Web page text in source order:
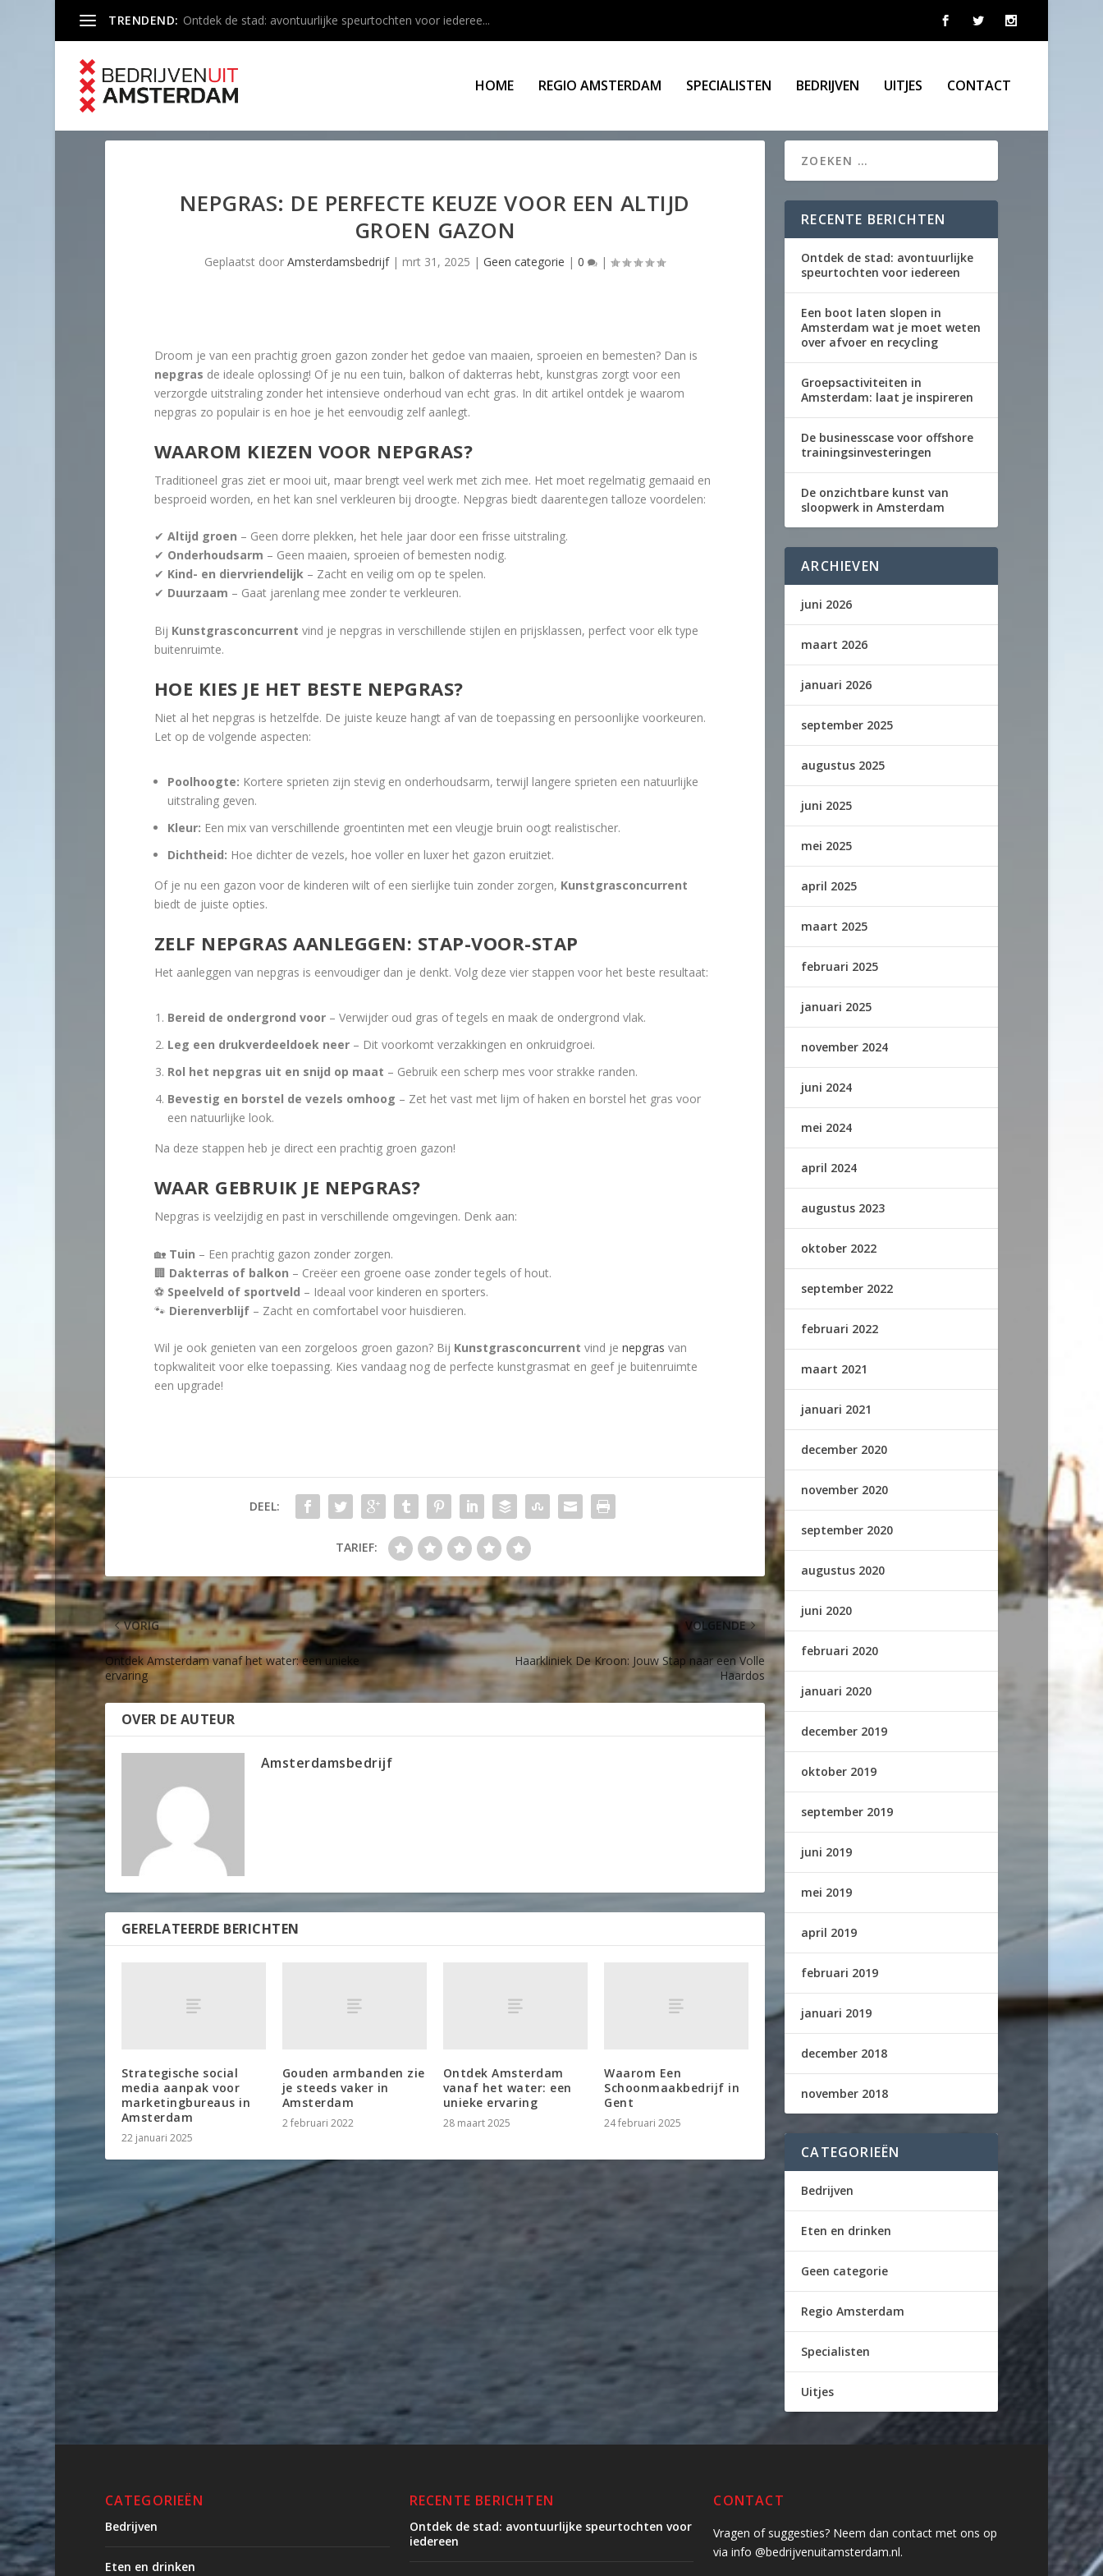
TRENDEND: Ontdek de stad: avontuurlijke speurtochten voor iederee...
HOME REGIO AMSTERDAM SPECIALISTEN BEDRIJVEN UITJES CONTACT
NEPGRAS: DE PERFECTE KEUZE VOOR EEN ALTIJD
GROEN GAZON
Geplaatst doorAmsterdamsbedrijf| mrt 31, 2025 |Geen categorie |0 |
Droom je van een prachtig groen gazon zonder het gedoe van maaien, sproeien en bemesten? Dan is
nepgras de ideale oplossing! Of je nu een tuin, balkon of dakterras hebt, kunstgras zorgt voor een
verzorgde uitstraling zonder het intensieve onderhoud van echt gras. In dit artikel ontdek je waarom
nepgras zo populair is en hoe je het eenvoudig zelf aanlegt.
WAAROM KIEZEN VOOR NEPGRAS?
Traditioneel gras ziet er mooi uit, maar brengt veel werk met zich mee. Het moet regelmatig gemaaid en
besproeid worden, en het kan snel verkleuren bij droogte. Nepgras biedt daarentegen talloze voordelen:
✔ Altijd groen – Geen dorre plekken, het hele jaar door een frisse uitstraling.
✔ Onderhoudsarm – Geen maaien, sproeien of bemesten nodig.
✔ Kind- en diervriendelijk– Zacht en veilig om op te spelen.
✔ Duurzaam – Gaat jarenlang mee zonder te verkleuren.
Bij Kunstgrasconcurrent vind je nepgras in verschillende stijlen en prijsklassen, perfect voor elk type
buitenruimte.
HOE KIES JE HET BESTE NEPGRAS?
Niet al het nepgras is hetzelfde. De juiste keuze hangt af van de toepassing en persoonlijke voorkeuren.
Let op de volgende aspecten:
Poolhoogte: Kortere sprieten zijn stevig en onderhoudsarm, terwijl langere sprieten een natuurlijke
uitstraling geven.
Kleur: Een mix van verschillende groentinten met een vleugje bruin oogt realistischer.
Dichtheid: Hoe dichter de vezels, hoe voller en luxer het gazon eruitziet.
Of je nu een gazon voor de kinderen wilt of een sierlijke tuin zonder zorgen, Kunstgrasconcurrent
biedt de juiste opties.
ZELF NEPGRAS AANLEGGEN: STAP-VOOR-STAP
Het aanleggen van nepgras is eenvoudiger dan je denkt. Volg deze vier stappen voor het beste resultaat:
Bereid de ondergrond voor– Verwijder oud gras of tegels en maak de ondergrond vlak.
Leg een drukverdeeldoek neer– Dit voorkomt verzakkingen en onkruidgroei.
Rol het nepgras uit en snijd op maat – Gebruik een scherp mes voor strakke randen.
Bevestig en borstel de vezels omhoog – Zet het vast met lijm of haken en borstel het gras voor
een natuurlijke look.
Na deze stappen heb je direct een prachtig groen gazon!
WAAR GEBRUIK JE NEPGRAS?
Nepgras is veelzijdig en past in verschillende omgevingen. Denk aan:
🏡 Tuin – Een prachtig gazon zonder zorgen.
🏢 Dakterras of balkon – Creëer een groene oase zonder tegels of hout.
⚽ Speelveld of sportveld – Ideaal voor kinderen en sporters.
🐾 Dierenverblijf– Zacht en comfortabel voor huisdieren.
Wil je ook genieten van een zorgeloos groen gazon? Bij Kunstgrasconcurrent vind je nepgras van
topkwaliteit voor elke toepassing. Kies vandaag nog de perfecte kunstgrasmat en geef je buitenruimte
een upgrade!
DEEL:
TARIEF:
VORIG
Ontdek Amsterdam vanaf het water: een unieke
ervaring
VOLGENDE
Haarkliniek De Kroon: Jouw Stap naar een Volle
Haardos
OVER DE AUTEUR
Amsterdamsbedrijf
GERELATEERDE BERICHTEN
Strategische social
media aanpak voor
marketingbureaus in
Amsterdam
22 januari 2025
Gouden armbanden zie
je steeds vaker in
Amsterdam
2 februari 2022
Ontdek Amsterdam
vanaf het water: een
unieke ervaring
28 maart 2025
Waarom Een
Schoonmaakbedrijf in
Gent
24 februari 2025
RECENTE BERICHTEN
Ontdek de stad: avontuurlijke
speurtochten voor iedereen
Een boot laten slopen in
Amsterdam wat je moet weten
over afvoer en recycling
Groepsactiviteiten in
Amsterdam: laat je inspireren
De businesscase voor offshore
trainingsinvesteringen
De onzichtbare kunst van
sloopwerk in Amsterdam
ARCHIEVEN
juni 2026
maart 2026
januari 2026
september 2025
augustus 2025
juni 2025
mei 2025
april 2025
maart 2025
februari 2025
januari 2025
november 2024
juni 2024
mei 2024
april 2024
augustus 2023
oktober 2022
september 2022
februari 2022
maart 2021
januari 2021
december 2020
november 2020
september 2020
augustus 2020
juni 2020
februari 2020
januari 2020
december 2019
oktober 2019
september 2019
juni 2019
mei 2019
april 2019
februari 2019
januari 2019
december 2018
november 2018
CATEGORIEËN
Bedrijven
Eten en drinken
Geen categorie
Regio Amsterdam
Specialisten
Uitjes
CATEGORIEËN
Bedrijven
Eten en drinken
RECENTE BERICHTEN
Ontdek de stad: avontuurlijke speurtochten voor
iedereen
CONTACT
Vragen of suggesties? Neem dan contact met ons op
via info @bedrijvenuitamsterdam.nl.